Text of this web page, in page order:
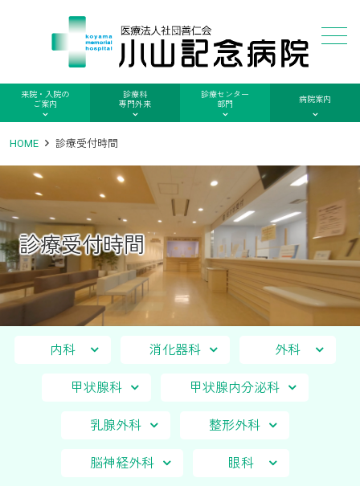
来院・入院の
ご案内
診療科
専門外来
診療センター
部門
病院案内
HOME 診療受付時間
診療受付時間
内科 消化器科 外科
甲状腺科 甲状腺内分泌科
乳腺外科 整形外科
脳神経外科 眼科